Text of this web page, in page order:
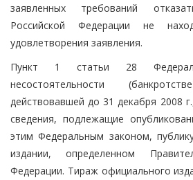
заявленных требований
Российской Федерации не
удовлетворения заявления.
Пункт 1 статьи 28
несостоятельности
действовавшей до 31 декабря 2008
сведения, подлежащие
этим Федеральным законом,
издании, определенном
Федерации. Тираж официального